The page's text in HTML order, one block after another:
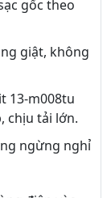
gốc theo
giật, không
13-m008tu
chịu tải lớn.
ngừng nghỉ